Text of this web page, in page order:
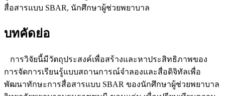
สื่อสารแบบ SBAR, นักศึกษาผู้ช่วยพยาบาล
บทคัดย่อ
การวิจัยนี้มีวัตถุประสงค์เพื่อสร้างและหาประสิทธิภาพของ
การจัดการเรียนรู้แบบสถานการณ์จำลองและสื่อดิจิทัลเพื่อ
พัฒนาทักษะการสื่อสารแบบ SBAR ของนักศึกษาผู้ช่วยพยาบาล